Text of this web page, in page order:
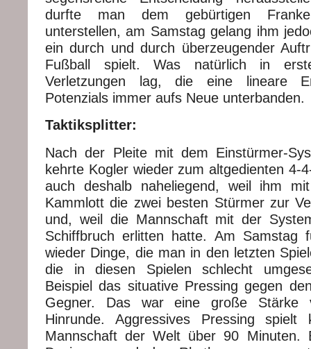
durfte man dem gebürtigen
unterstellen, am Samstag gelang ihm
ein durch und durch überzeugender
Fußball spielt. Was natürlich in
Verletzungen lag, die eine lineare
Potenzials immer aufs Neue unterbanden.
Taktiksplitter:
Nach der Pleite mit dem Einstürmer-
kehrte Kogler wieder zum altgedienten 4-
auch deshalb naheliegend, weil ihm
Kammlott die zwei besten Stürmer zur
und, weil die Mannschaft mit der
Schiffbruch erlitten hatte. Am Samstag
wieder Dinge, die man in den letzten
die in diesen Spielen schlecht
Beispiel das situative Pressing gegen
Gegner. Das war eine große
Hinrunde. Aggressives Pressing spielt
Mannschaft der Welt über 90 Minuten.